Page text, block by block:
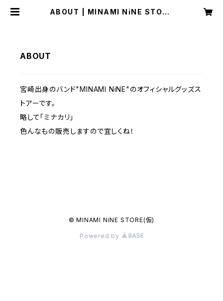
ABOUT | MINAMI NiNE STORE
ABOUT
宮崎出身のバンド"MINAMI NiNE"のオフィシャルグッズス
トアーです。
略して「ミナカリ」
色んなもの販売しますので宜しくね！
© MINAMI NiNE STORE(仮)
Powered by